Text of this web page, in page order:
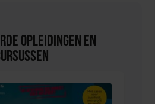
Opleidingen en